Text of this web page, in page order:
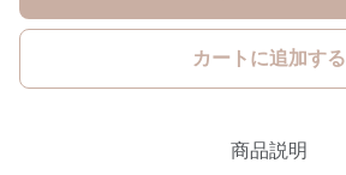
カートに追加する
商品説明